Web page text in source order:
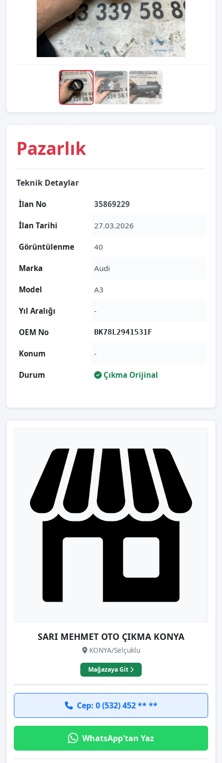
Pazarlık
Teknik Detaylar
İlan No 35869229
İlan Tarihi 27.03.2026
Görüntülenme 40
Marka Audi
Model A3
Yıl Aralığı -
OEM No BK78L2941531F
Konum -
Durum Çıkma Orijinal
SARI MEHMET OTO ÇIKMA KONYA
KONYA/Selçuklu
Mağazaya Git
Cep: 0 (532) 452 ** **
WhatsApp'tan Yaz